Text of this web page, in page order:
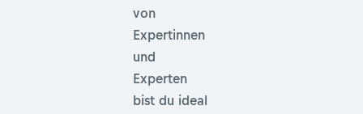
von
Expertinnen
und
Experten
bist du ideal